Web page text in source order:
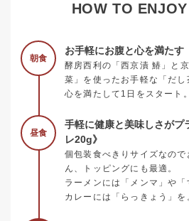
HOW TO
朝食
お手軽にお腹と心を満たす
酵房西利の「西京漬 鰆」と
菜」を使ったお手軽な「だし
心を満たして1日をスタート。
昼食
手軽に健康と美味しさがプ
レ20g》
個包装食べきりサイズなの
ん、トッピングにも最適。
ラーメンには「メンマ」や「
カレーには「らっきょう」を